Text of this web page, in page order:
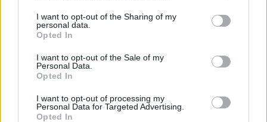
not limited to your visit or usage behaviour. You may click to
grant or deny consent to Google and its third-party tags to
use your data for below specified purposes in below Google
consent section.
I want to opt-out of the Sharing of my
personal data.
Opted In
I want to opt-out of the Sale of my
Personal Data.
Opted In
I want to opt-out of processing my
Personal Data for Targeted Advertising.
Opted In